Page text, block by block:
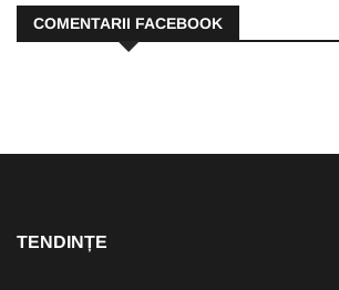
COMENTARII FACEBOOK
TENDINȚE